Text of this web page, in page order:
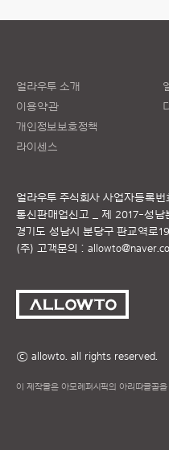
얼라우투 소개
이용약관
개인정보보호정책
라이센스
얼라우투 주식회사 사업자등록
통신판매업신고 _ 제 2017-성
경기도 성남시 분당구 판교역로
(주) 고객문의 :
ⓒ allowto. all rights reserved.
이 제작물은 아모레퍼시픽의 아리따글꼴